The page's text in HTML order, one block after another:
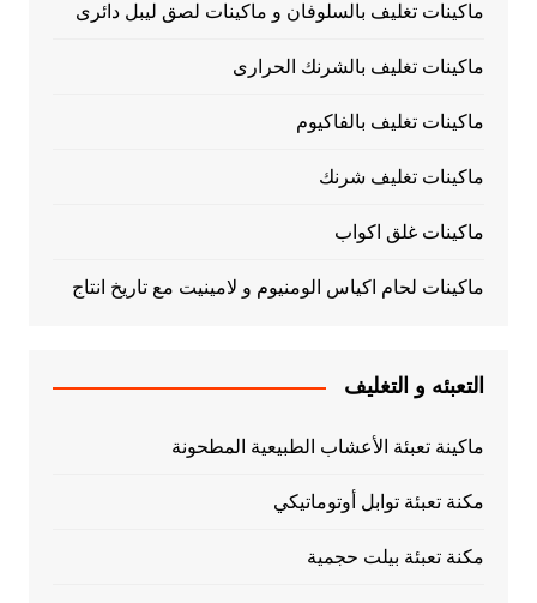
ماكينات تغليف بالسلوفان و ماكينات لصق ليبل دائرى
ماكينات تغليف بالشرنك الحرارى
ماكينات تغليف بالفاكيوم
ماكينات تغليف شرنك
ماكينات غلق اكواب
ماكينات لحام اكياس الومنيوم و لامينيت مع تاريخ انتاج
التعبئه و التغليف
ماكينة تعبئة الأعشاب الطبيعية المطحونة
مكنة تعبئة توابل أوتوماتيكي
مكنة تعبئة بيلت حجمية